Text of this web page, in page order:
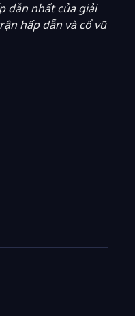
dẫn nhất của giải
hấp dẫn và cổ vũ